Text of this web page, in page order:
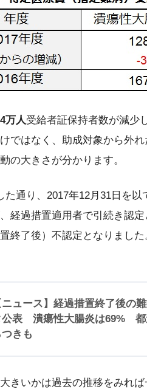
万人受給者証保持者数が減少
ではなく、助成対象から外
の大きさが分かります。
た通り、2017年12月31日を
経過措置適用者で引続き認
終了後）不認定となりまし
ニュース】経過措置終了後の
公表 潰瘍性大腸炎は69% 都
つきも
きいかは過去の推移をみれば